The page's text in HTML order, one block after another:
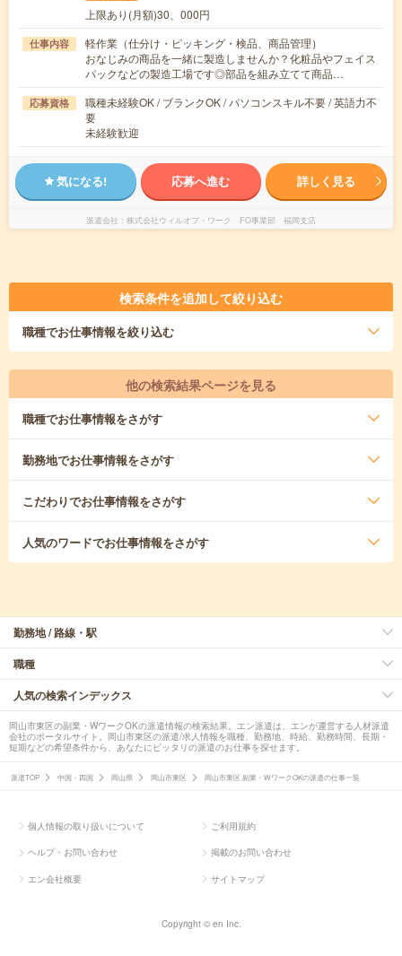
上限あり(月額)30、000円
仕事内容
軽作業（仕分け・ピッキング・検品、商品管理）
おなじみの商品を一緒に製造しませんか？化粧品やフェイス
パックなどの製造工場です◎部品を組み立てて商品…
応募資格
職種未経験OK / ブランクOK / パソコンスキル不要 / 英語力不
要
未経験歓迎
気になる! 応募へ進む 詳しく見る
派遣会社 株式会社ウィルオブ・ワーク FO事業部 福岡支店
検索条件を追加して絞り込む
職種でお仕事情報を絞り込む
他の検索結果ページを見る
職種でお仕事情報をさがす
勤務地でお仕事情報をさがす
こだわりでお仕事情報をさがす
人気のワードでお仕事情報をさがす
勤務地 / 路線・駅
職種
人気の検索インデックス
岡山市東区の副業・WワークOKの派遣情報の検索結果。エン派遣は、エンが運営する人材派遣
会社のポータルサイト。岡山市東区の派遣/求人情報を職種、勤務地、時給、勤務時間、長期・
短期などの希望条件から、あなたにピッタリの派遣のお仕事を探せます。
派遣TOP 中国・四国 岡山県 岡山市東区 岡山市東区 副業・WワークOKの派遣の仕事一覧
個人情報の取り扱いについて ご利用規約
ヘルプ・お問い合わせ 掲載のお問い合わせ
エン会社概要 サイトマップ
Copyright © en Inc.